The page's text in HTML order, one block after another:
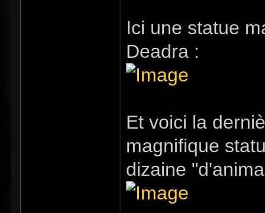
Ici une statue
Deadra :
Et voici la
magnifique
dizaine